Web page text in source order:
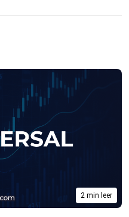
2 min leer